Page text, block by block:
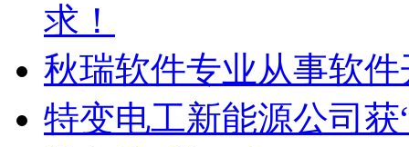
求！
秋瑞软件专业从事软件
特变电工新能源公司